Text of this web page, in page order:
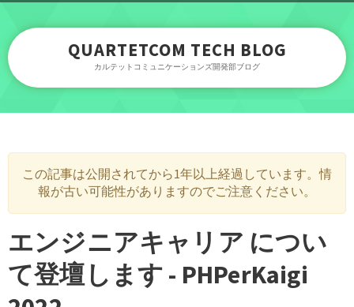
QUARTETCOM TECH BLOG
カルテットコミュニケーションズ開発部ブログ
この記事は公開されてから1年以上経過しています。情
報が古い可能性がありますのでご注意ください。
エンジニアキャリア につい
て登壇します - PHPerKaigi